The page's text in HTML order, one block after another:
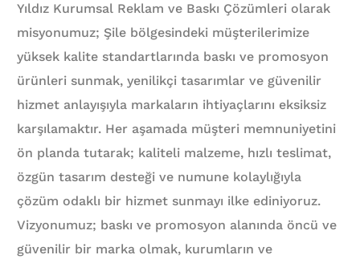
Yıldız Kurumsal Reklam ve Baskı Çözümleri olarak
misyonumuz; Şile bölgesindeki müşterilerimize
yüksek kalite standartlarında baskı ve promosyon
ürünleri sunmak, yenilikçi tasarımlar ve güvenilir
hizmet anlayışıyla markaların ihtiyaçlarını eksiksiz
karşılamaktır. Her aşamada müşteri memnuniyetini
ön planda tutarak; kaliteli malzeme, hızlı teslimat,
özgün tasarım desteği ve numune kolaylığıyla
çözüm odaklı bir hizmet sunmayı ilke ediniyoruz.
Vizyonumuz; baskı ve promosyon alanında öncü ve
güvenilir bir marka olmak, kurumların ve